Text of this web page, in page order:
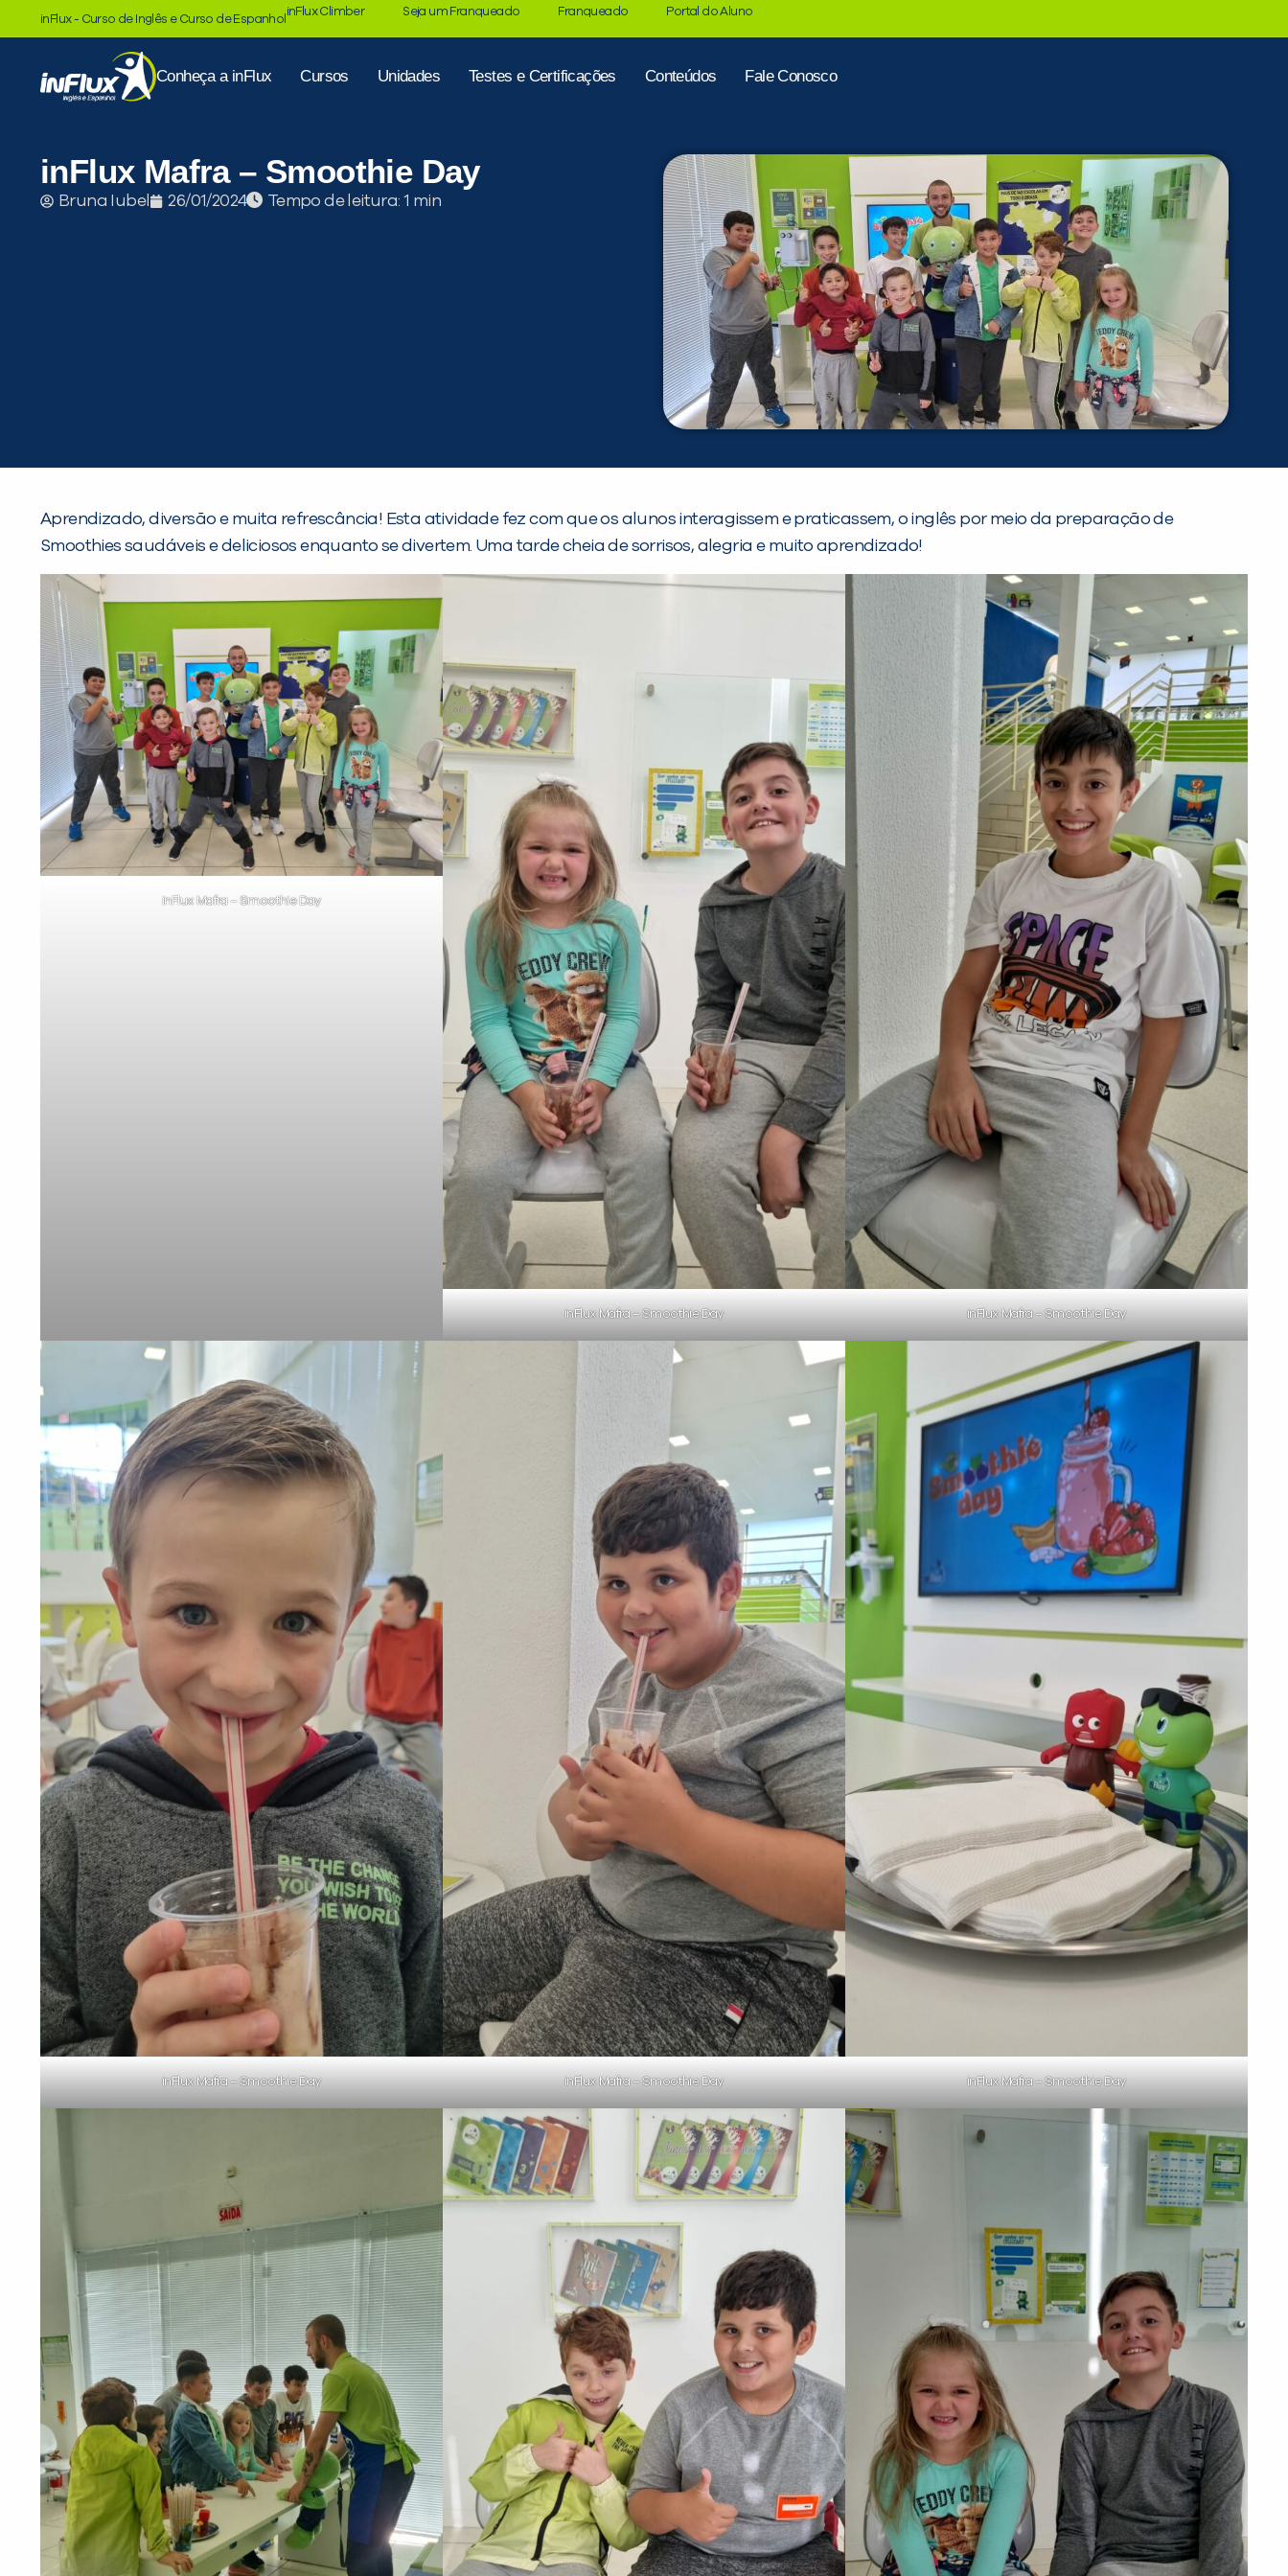
inFlux - Curso de Inglês e Curso de Espanhol
inFlux Climber Seja um Franqueado Franqueado Portal do Aluno
Conheça a inFlux Cursos Unidades Testes e Certificações Conteúdos Fale Conosco
inFlux Mafra – Smoothie Day
Bruna Iubel 26/01/2024 Tempo de leitura:
Aprendizado, diversão e muita refrescância! Esta atividade fez com que os alunos interagissem e praticassem, o inglês por meio da preparação de
Smoothies saudáveis e deliciosos enquanto se divertem. Uma tarde cheia de sorrisos, alegria e muito aprendizado!
inFlux Mafra – Smoothie Day
inFlux Mafra – Smoothie Day inFlux Mafra – Smoothie Day
inFlux Mafra – Smoothie Day inFlux Mafra – Smoothie Day inFlux Mafra – Smoothie Day